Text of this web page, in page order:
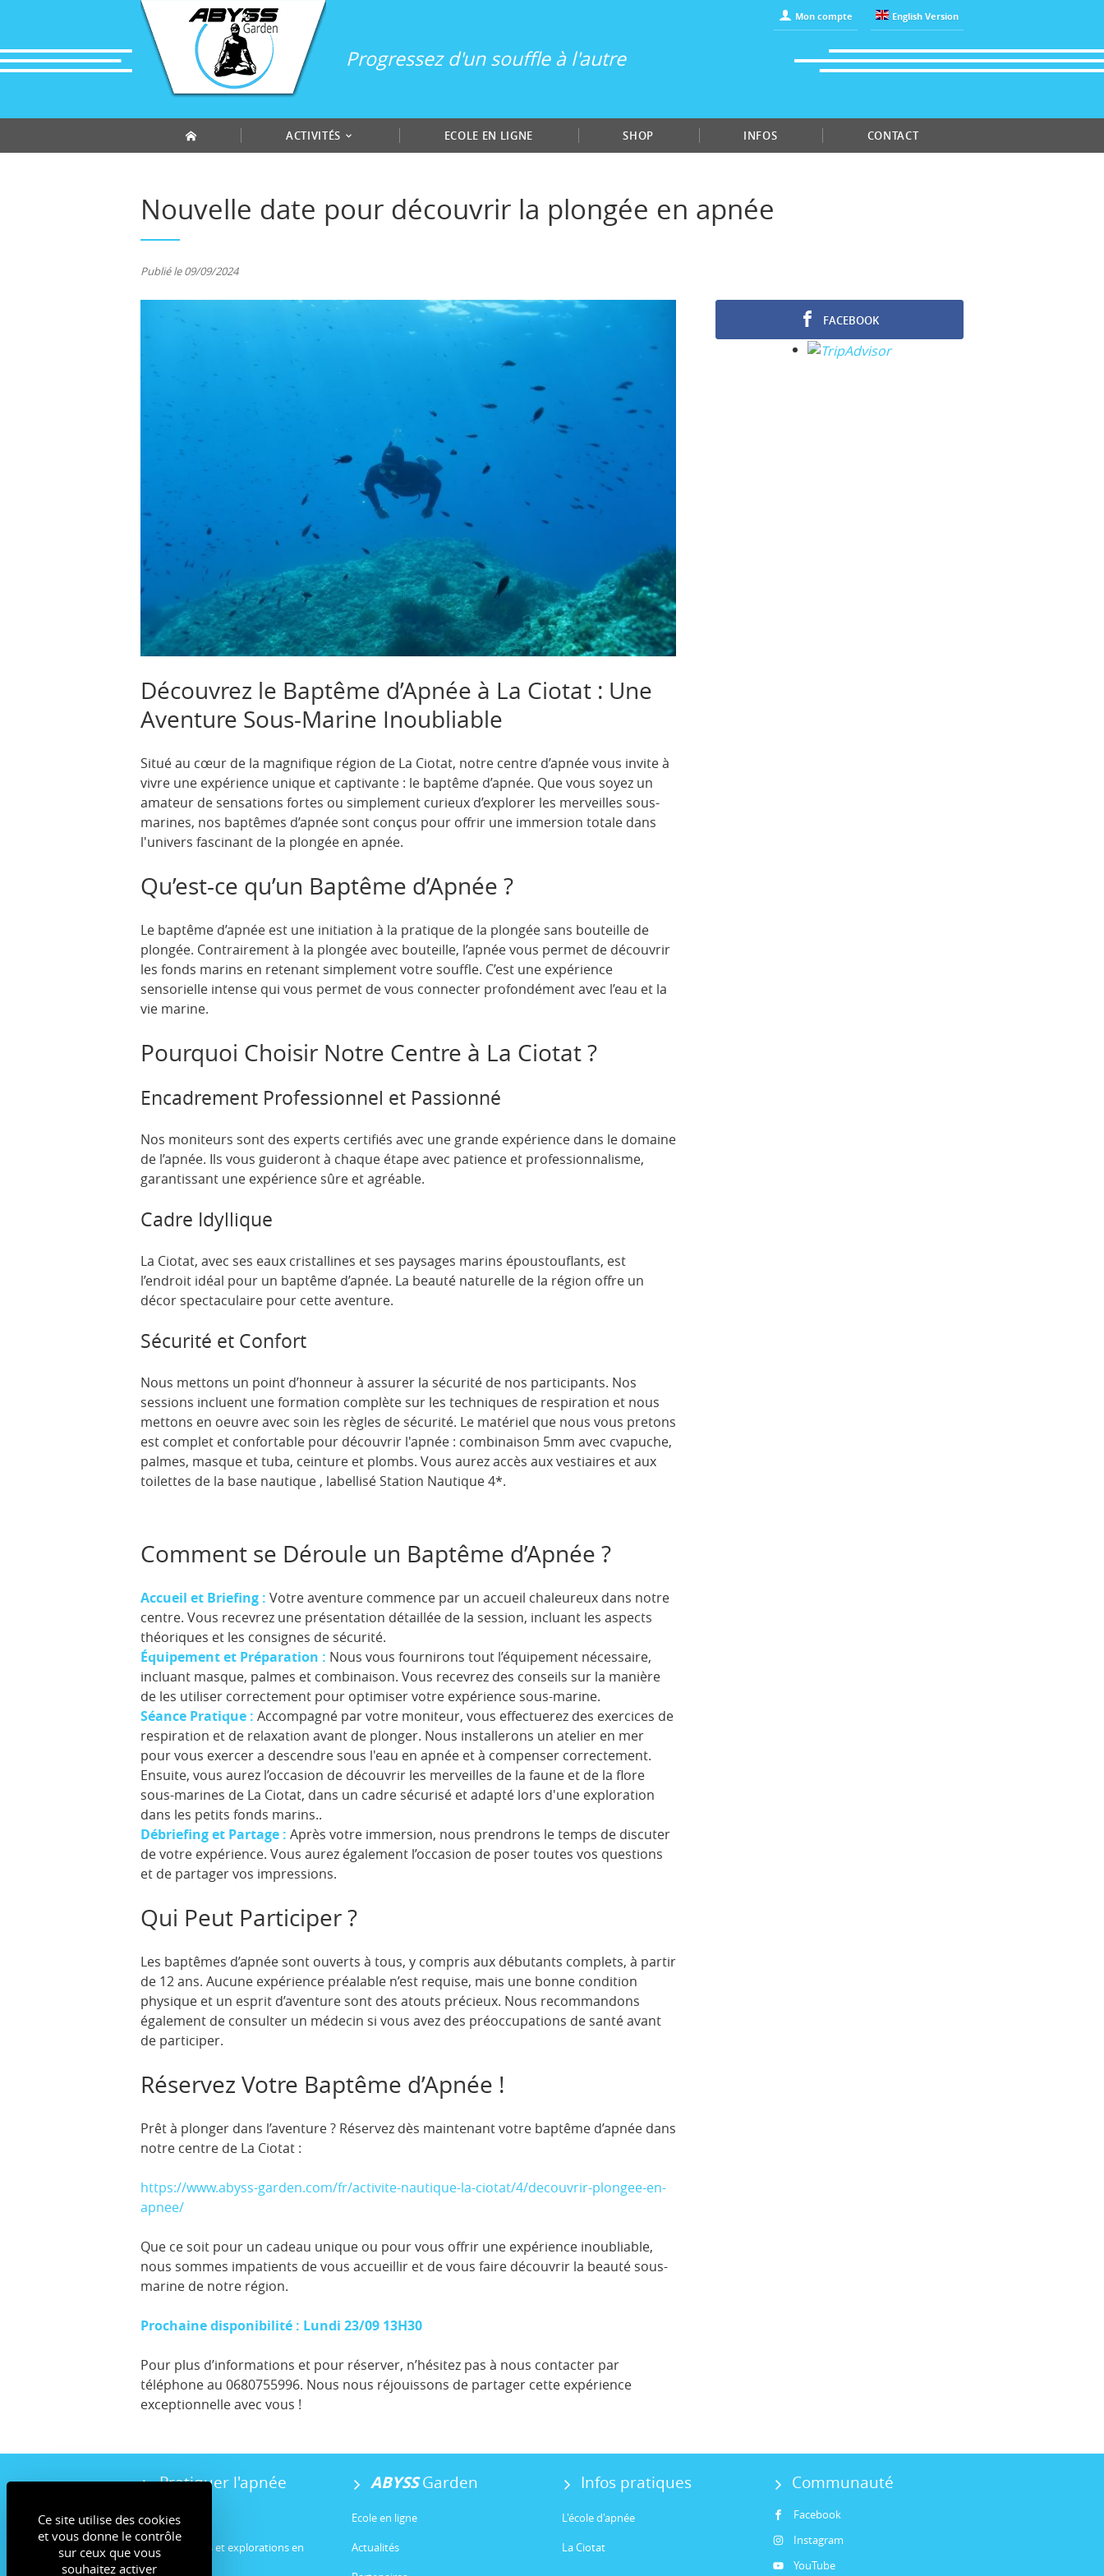
Progressez d'un souffle à l'autre
Mon compte English Version
ACTIVITÉS ECOLE EN LIGNE SHOP INFOS CONTACT
Nouvelle date pour découvrir la plongée en apnée
Publié le 09/09/2024
Découvrez le Baptême d’Apnée à La Ciotat : Une
Aventure Sous-Marine Inoubliable
Situé au cœur de la magnifique région de La Ciotat, notre centre d’apnée vous invite à
vivre une expérience unique et captivante : le baptême d’apnée. Que vous soyez un
amateur de sensations fortes ou simplement curieux d’explorer les merveilles sous-
marines, nos baptêmes d’apnée sont conçus pour offrir une immersion totale dans
l'univers fascinant de la plongée en apnée.
Qu’est-ce qu’un Baptême d’Apnée ?
Le baptême d’apnée est une initiation à la pratique de la plongée sans bouteille de
plongée. Contrairement à la plongée avec bouteille, l’apnée vous permet de découvrir
les fonds marins en retenant simplement votre souffle. C’est une expérience
sensorielle intense qui vous permet de vous connecter profondément avec l’eau et la
vie marine.
Pourquoi Choisir Notre Centre à La Ciotat ?
Encadrement Professionnel et Passionné
Nos moniteurs sont des experts certifiés avec une grande expérience dans le domaine
de l’apnée. Ils vous guideront à chaque étape avec patience et professionnalisme,
garantissant une expérience sûre et agréable.
Cadre Idyllique
La Ciotat, avec ses eaux cristallines et ses paysages marins époustouflants, est
l’endroit idéal pour un baptême d’apnée. La beauté naturelle de la région offre un
décor spectaculaire pour cette aventure.
Sécurité et Confort
Nous mettons un point d’honneur à assurer la sécurité de nos participants. Nos
sessions incluent une formation complète sur les techniques de respiration et nous
mettons en oeuvre avec soin les règles de sécurité. Le matériel que nous vous pretons
est complet et confortable pour découvrir l'apnée : combinaison 5mm avec cvapuche,
palmes, masque et tuba, ceinture et plombs. Vous aurez accès aux vestiaires et aux
toilettes de la base nautique , labellisé Station Nautique 4*.
Comment se Déroule un Baptême d’Apnée ?
Accueil et Briefing : Votre aventure commence par un accueil chaleureux dans notre
centre. Vous recevrez une présentation détaillée de la session, incluant les aspects
théoriques et les consignes de sécurité.
Équipement et Préparation : Nous vous fournirons tout l’équipement nécessaire,
incluant masque, palmes et combinaison. Vous recevrez des conseils sur la manière
de les utiliser correctement pour optimiser votre expérience sous-marine.
Séance Pratique : Accompagné par votre moniteur, vous effectuerez des exercices de
respiration et de relaxation avant de plonger. Nous installerons un atelier en mer
pour vous exercer a descendre sous l'eau en apnée et à compenser correctement.
Ensuite, vous aurez l’occasion de découvrir les merveilles de la faune et de la flore
sous-marines de La Ciotat, dans un cadre sécurisé et adapté lors d'une exploration
dans les petits fonds marins..
Débriefing et Partage : Après votre immersion, nous prendrons le temps de discuter
de votre expérience. Vous aurez également l’occasion de poser toutes vos questions
et de partager vos impressions.
Qui Peut Participer ?
Les baptêmes d’apnée sont ouverts à tous, y compris aux débutants complets, à partir
de 12 ans. Aucune expérience préalable n’est requise, mais une bonne condition
physique et un esprit d’aventure sont des atouts précieux. Nous recommandons
également de consulter un médecin si vous avez des préoccupations de santé avant
de participer.
Réservez Votre Baptême d’Apnée !
Prêt à plonger dans l’aventure ? Réservez dès maintenant votre baptême d’apnée dans
notre centre de La Ciotat :
https://www.abyss-garden.com/fr/activite-nautique-la-ciotat/4/decouvrir-plongee-en-
apnee/
Que ce soit pour un cadeau unique ou pour vous offrir une expérience inoubliable,
nous sommes impatients de vous accueillir et de vous faire découvrir la beauté sous-
marine de notre région.
Prochaine disponibilité : Lundi 23/09 13H30
Pour plus d’informations et pour réserver, n’hésitez pas à nous contacter par
téléphone au 0680755996. Nous nous réjouissons de partager cette expérience
exceptionnelle avec vous !
FACEBOOK
Pratiquer l'apnée
Stages apnée
Entrainements et explorations en
apnée
ABYSSGarden
Ecole en ligne
Actualités
Infos pratiques
L'école d'apnée
La Ciotat
Communauté
Facebook
Instagram
YouTube
Panneau de gestion des cookies
Ce site utilise des cookies
et vous donne le contrôle
sur ceux que vous
souhaitez activer